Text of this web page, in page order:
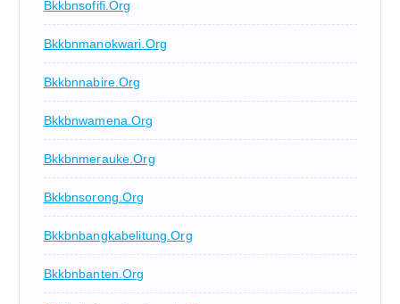
Bkkbnsofifi.org
Bkkbnmanokwari.org
Bkkbnnabire.org
Bkkbnwamena.org
Bkkbnmerauke.org
Bkkbnsorong.org
Bkkbnbangkabelitung.org
Bkkbnbanten.org